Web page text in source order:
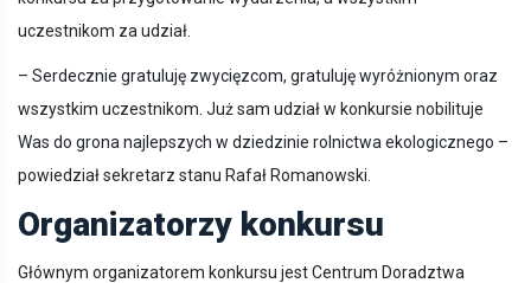
uczestnikom za udział.
– Serdecznie gratuluję zwycięzcom, gratuluję wyróżnionym oraz
wszystkim uczestnikom. Już sam udział w konkursie nobilituje
Was do grona najlepszych w dziedzinie rolnictwa ekologicznego –
powiedział sekretarz stanu Rafał Romanowski.
Organizatorzy konkursu
Głównym organizatorem konkursu jest Centrum Doradztwa